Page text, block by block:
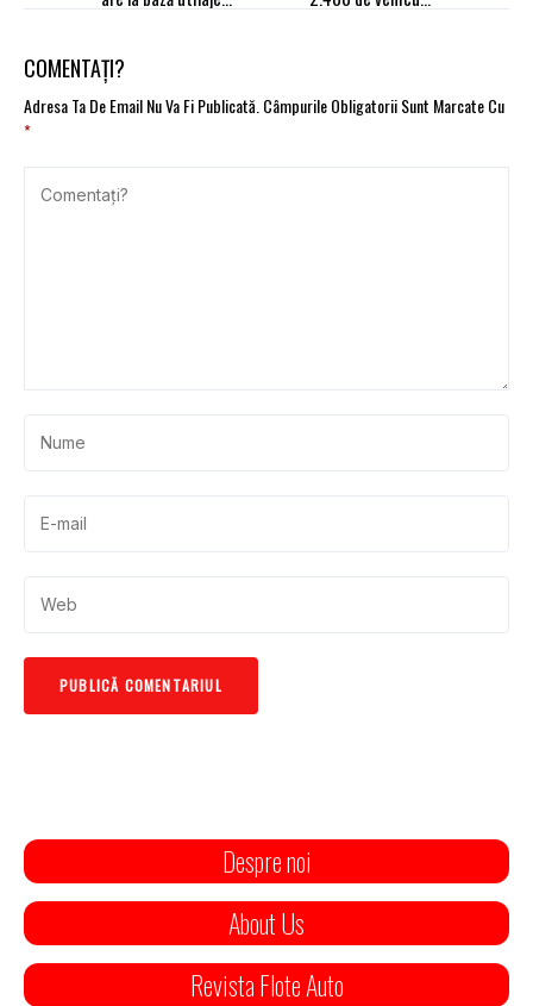
COMENTAȚI?
Adresa Ta De Email Nu Va Fi Publicată. Câmpurile Obligatorii Sunt Marcate Cu
*
Despre noi
About Us
Revista Flote Auto